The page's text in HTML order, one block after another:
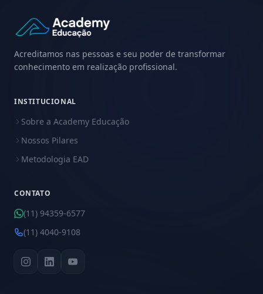
Acreditamos nas pessoas e seu poder de transformar
conhecimento em realização profissional.
INSTITUCIONAL
Sobre a Academy Educação
Nossos Pilares
Metodologia EAD
CONTATO
(11) 94359-6577
(11) 4040-9108